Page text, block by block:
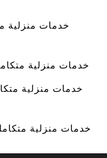
خدمات منزلية
خدمات منزلية
خدمات منزلية
خدمات منزلية